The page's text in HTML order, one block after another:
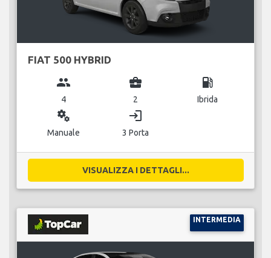
FIAT 500 HYBRID
group
4
business_center
2
local_gas_station
Ibrida
miscellaneous_services
Manuale
login
3 Porta
VISUALIZZA I DETTAGLI...
INTERMEDIA